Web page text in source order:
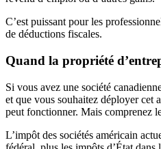
C’est puissant pour les
de déductions fiscales.
Quand la propriété
Si vous avez une société
et que vous souhaitez déployer cet
peut fonctionner. Mais comprenez
L’impôt des sociétés américain